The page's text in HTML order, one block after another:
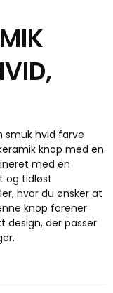
smuk hvid farve
knop med en
med en
og tidløst
hvor du ønsker at
knop forener
der passer